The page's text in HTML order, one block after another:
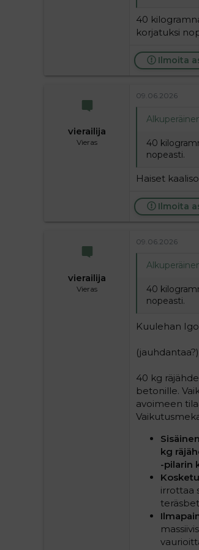
40
korjatuksi
Ilmoita
vierailija
Vieras
09.06.2026
40
nopeasti.
Haiset
Ilmoita
vierailija
Vieras
09.06.2026
40
nopeasti.
Kuulehan
(jauhdantaa?)
40 kg
betonille.
avoimeen
kg
-pilarin
irrottaa